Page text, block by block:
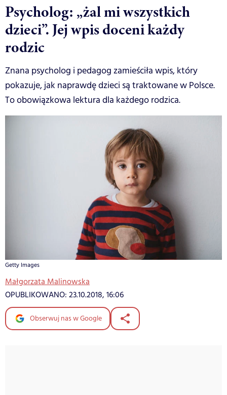
Psycholog: „żal mi wszystkich
dzieci”. Jej wpis doceni każdy
rodzic
Znana psycholog i pedagog zamieściła wpis, który
pokazuje, jak naprawdę dzieci są traktowane w Polsce.
To obowiązkowa lektura dla każdego rodzica.
Getty Images
Małgorzata Malinowska
OPUBLIKOWANO: 23.10.2018, 16:06
Obserwuj nas w Google